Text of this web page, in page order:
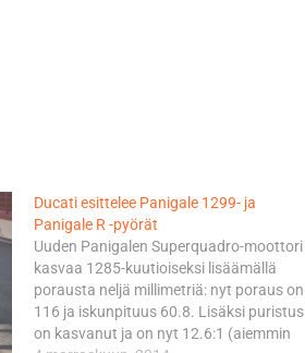
Ducati esittelee Panigale 1299- ja
Panigale R -pyörät
Uuden Panigalen Superquadro-moottori
kasvaa 1285-kuutioiseksi lisäämällä
porausta neljä millimetriä: nyt poraus on
116 ja iskunpituus 60.8. Lisäksi puristus
on kasvanut ja on nyt 12.6:1 (aiemmin